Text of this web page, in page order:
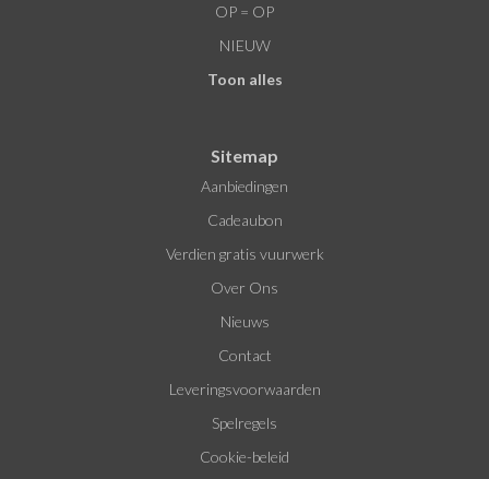
OP = OP
NIEUW
Toon alles
Sitemap
Aanbiedingen
Cadeaubon
Verdien gratis vuurwerk
Over Ons
Nieuws
Contact
Leveringsvoorwaarden
Spelregels
Cookie-beleid